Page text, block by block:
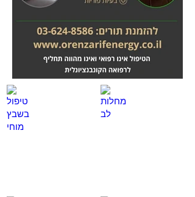
טיפול בשבץ מוחי
לחץ
כאן
מחלות לב
לחץ
כאן